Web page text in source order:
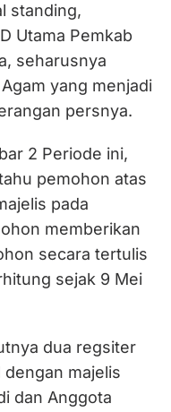
standing,
Utama Pemkab
seharusnya
yang menjadi
persnya.
2 Periode ini,
pemohon atas
pada
memberikan
secara tertulis
sejak 9 Mei
dua regsiter
majelis
dan Anggota